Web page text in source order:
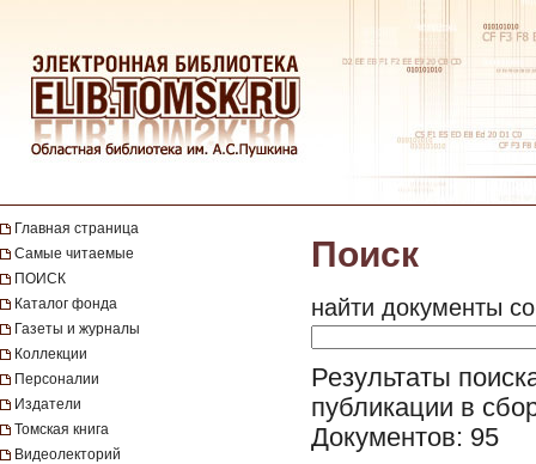
Главная страница
Самые читаемые
ПОИСК
Каталог фонда
Газеты и журналы
Коллекции
Персоналии
Издатели
Томская книга
Видеолекторий
Поиск
найти документы
Результаты
публикации в
Документов: 95